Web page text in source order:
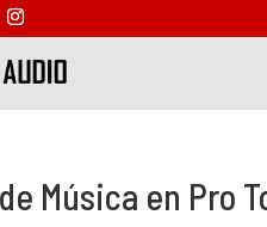
Música en Pro